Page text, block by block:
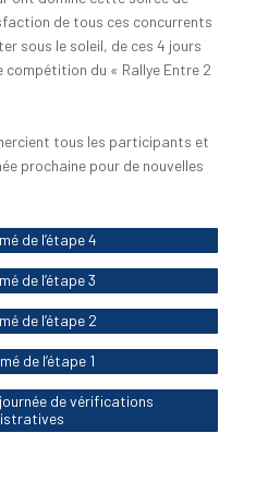
de tous ces concurrents
sous le soleil, de ces 4 jours
du « Rallye Entre 2
tous les participants et
prochaine pour de nouvelles
de l’étape 4
de l’étape 3
de l’étape 2
de l’étape 1
de vérifications